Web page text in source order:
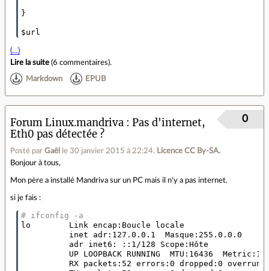
}
$url
(…)
Lire la suite (6 commentaires).
Markdown EPUB
Forum Linux.mandriva
Pas d'internet,
Eth0 pas détectée ?
Posté par Gaël le 30 janvier 2015 à 22:24. Licence CC By‑SA.
0
Bonjour à tous,
Mon père a installé Mandriva sur un PC mais il n'y a pas internet.
si je fais :
# ifconfig -a
lo        Link encap:Boucle locale
          inet adr:127.0.0.1  Masque:255.0.0.0
          adr inet6: ::1/128 Scope:Hôte
          UP LOOPBACK RUNNING  MTU:16436  Metric:1
RX packets:52 errors:0 dropped:0